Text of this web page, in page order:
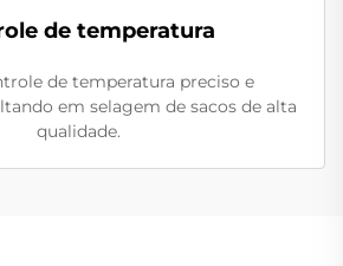
de temperatura
de temperatura preciso e
em selagem de sacos de alta
qualidade.